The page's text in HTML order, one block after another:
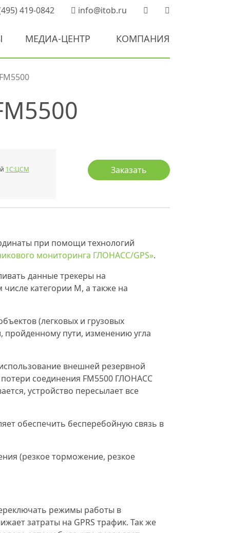
419-0842 info@itob.ru
МЕДИА-ЦЕНТР КОМПАНИЯ
1С:ЦСМ
Заказать
при помощи технологий
мониторинга ГЛОНАСС/GPS».
данные трекеры на
категории М, а также на
(легковых и грузовых
пройденному пути, изменению угла
внешней резервной
соединения FM5500 ГЛОНАСС
устройство пересылает все
обеспечить бесперебойную связь в
(резкое торможение, резкое
режимы работы в
затраты на GPRS трафик. Так же